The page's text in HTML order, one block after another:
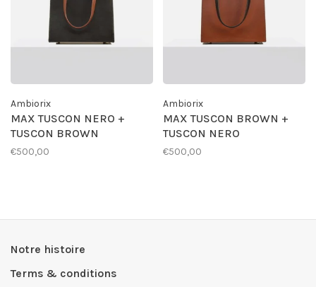
Ambiorix
MAX TUSCON NERO +
TUSCON BROWN
€500,00
Ambiorix
MAX TUSCON BROWN +
TUSCON NERO
€500,00
Notre histoire
Terms & conditions